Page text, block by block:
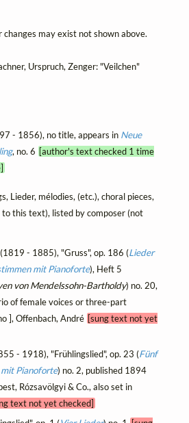
may exist not shown above.
Urspruch, Zenger: "Veilchen"
- 1856), no title, appears in Neue
, no. 6 [author's text checked 1 time
Lieder, mélodies, (etc.), choral pieces,
this text), listed by composer (not
(1819 - 1885), "Gruss", op. 186 (Lieder
mit Pianoforte), Heft 5
von Mendelssohn-Bartholdy) no. 20,
of female voices or three-part
], Offenbach, André [sung text not yet
- 1918), "Frühlingslied", op. 23 (Fünf
Pianoforte) no. 2, published 1894
Rózsavölgyi & Co., also set in
text not yet checked]